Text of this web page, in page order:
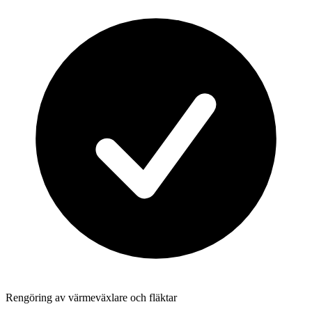
Rengöring av värmeväxlare och fläktar